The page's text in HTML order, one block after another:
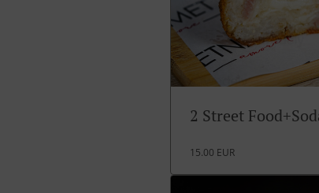
2 Street
15.00 EUR